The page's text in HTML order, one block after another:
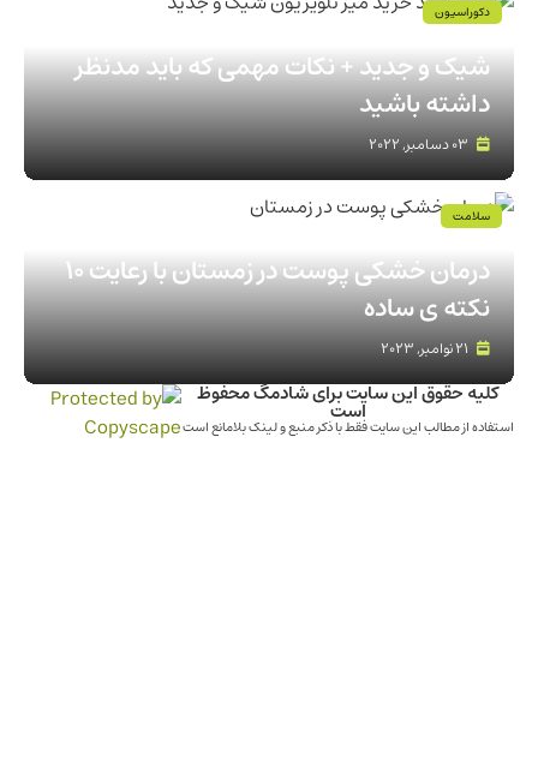
صفر تا صد نکات اساسی خرید میز تلویزیون
شیک و جدید + نکات مهمی که باید مدنظر
داشته باشید
03 دسامبر, 2022
دکوراسیون
درمان خشکی پوست در زمستان با رعایت 10
نکته ی ساده
21 نوامبر, 2023
سلامت
کلیه حقوق این سایت برای شادمگ محفوظ
است
استفاده از مطالب این سایت فقط با ذکر منبع و لینک بلامانع است